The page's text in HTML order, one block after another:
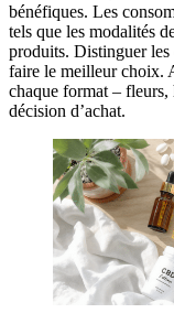
bénéfiques. Les
tels que les modalités
produits. Distinguer
faire le meilleur choix.
chaque format –
décision d’achat.